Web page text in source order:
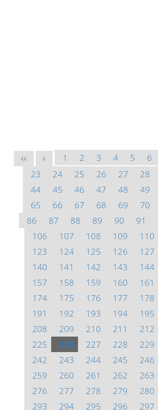
<< < 1 2 3 4 5 6
23
24 25 26 27 28
44
45 46 47 48 49
65
66 67 68 69 70
86
87 88 89 90 91
106
107 108 109 110
123
124 125 126 127
140
141 142 143 144
157
158 159 160 161
174
175 176 177 178
191
192 193 194 195
208
209 210 211 212
225
226 227 228 229
242
243 244 245 246
259
260 261 262 263
276
277 278 279 280
293
294 295 296 297